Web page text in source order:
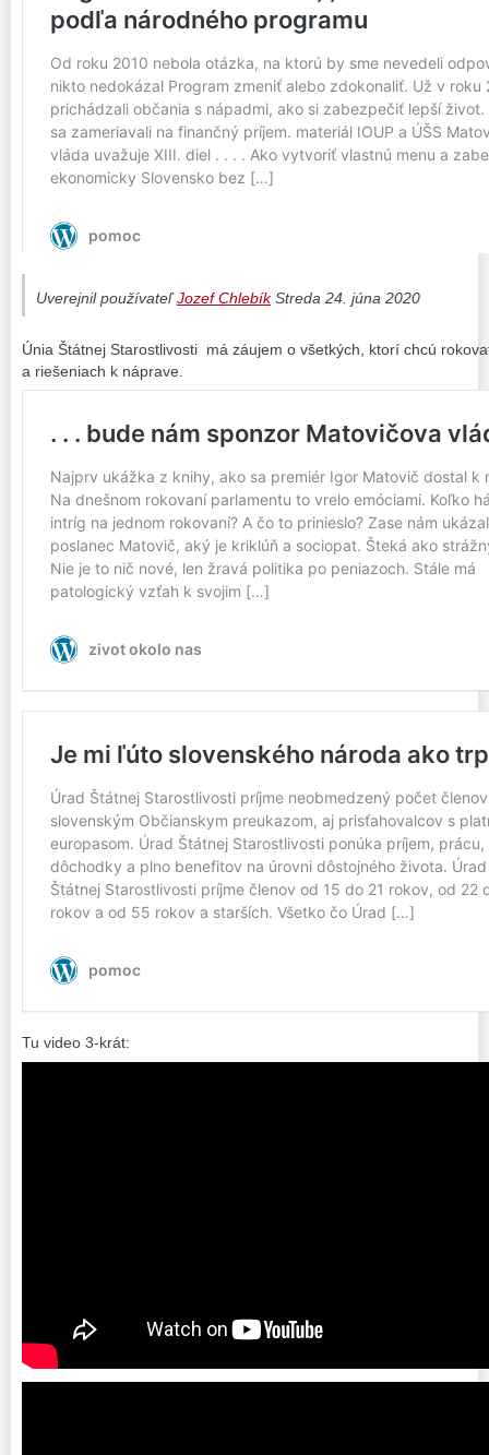
Uverejnil používateľJozef ChlebíkStreda 24. júna 2020
Únia Štátnej Starostlivosti má záujem o všetkých, ktorí chcú
a riešeniach k náprave.
Tu video 3-krát: